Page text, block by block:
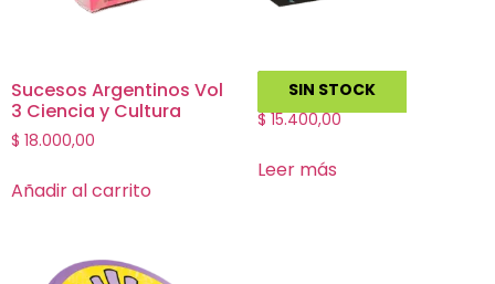
Sucesos Argentinos Vol
3 Ciencia y Cultura
$ 18.000,00
Añadir al carrito
SIN STOCK
Ars Domino
$ 15.400,00
Leer más